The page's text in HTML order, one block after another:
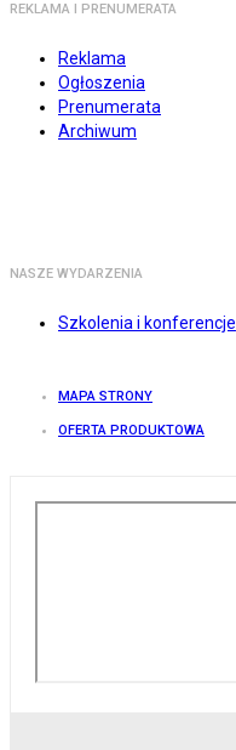
REKLAMA I PRENUMERATA
Reklama
Ogłoszenia
Prenumerata
Archiwum
NASZE WYDARZENIA
Szkolenia i konferencje
MAPA STRONY
OFERTA PRODUKTOWA